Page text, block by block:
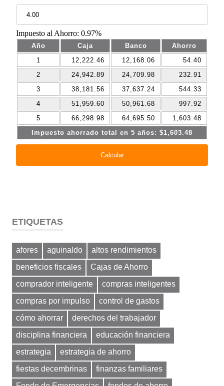
ETIQUETAS
afores aguinaldo
altos rendimientos
beneficios fiscales
Cajas de Ahorro
comprador inteligente
compras inteligentes
compras por impulso
control de gastos
cómo ahorrar
derechos del trabajador
disciplina financiera
educación financiera
estrategia
estrategia de ahorro
fiestas decembrinas
finanzas familiares